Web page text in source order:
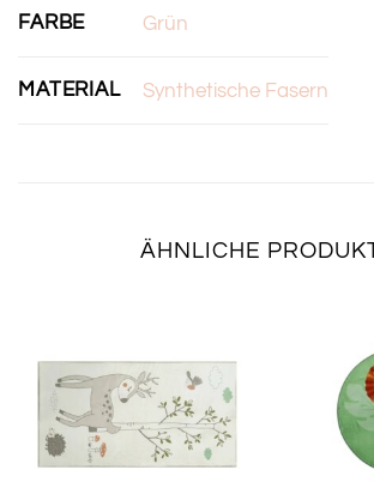
FARBE Grün
MATERIAL Synthetische Fasern
ÄHNLICHE